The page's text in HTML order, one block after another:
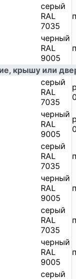
cерый
RAL
7035
черный
RAL
9005
крышу или
cерый
RAL
7035
черный
RAL
9005
cерый
RAL
7035
черный
RAL
9005
cерый
RAL
7035
черный
RAL
9005
cерый